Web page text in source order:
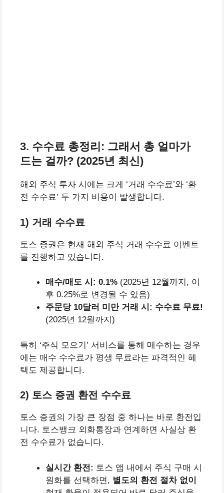
3. 수수료 총정리: 그래서 총 얼마가
드는 걸까? (2025년 최신)
해외 주식 투자 시에는 크게 ‘거래 수수료’와 ‘환
전 수수료’ 두 가지 비용이 발생합니다.
1) 거래 수수료
토스 증권은 현재 해외 주식 거래 수수료 이벤트
를 진행하고 있습니다.
매수/매도 시: 0.1% (2025년 12월까지, 이
후 0.25%로 변경될 수 있음)
주문당 10달러 미만 거래 시: 수수료 무료!
(2025년 12월까지)
특히 ‘주식 모으기’ 서비스를 통해 매수하는 경우
에는 매수 수수료가 평생 무료라는 파격적인 혜
택도 제공합니다.
2) 토스 증권 환전 수수료
토스 증권의 가장 큰 장점 중 하나는 바로 환전입
니다. 토스뱅크 외화통장과 연계하면 사실상 환
전 수수료가 없습니다.
실시간 환전: 토스 앱 내에서 주식 구매 시
원화를 선택하면, 별도의 환전 절차 없이